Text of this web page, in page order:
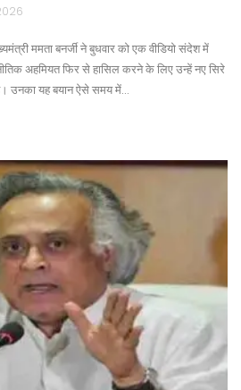
ममता बनर्जी ने बुधवार को एक वीडियो संदेश में
अहमियत फिर से हासिल करने के लिए उन्हें नए सिरे
उनका यह बयान ऐसे समय में…